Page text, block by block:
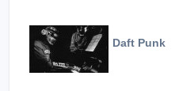
Daft Punk